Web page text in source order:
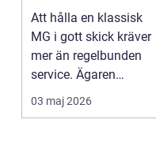
rätt delar
Att hålla en klassisk
MG i gott skick kräver
mer än regelbunden
service. Ägaren
behöver också ha kol...
03 maj 2026